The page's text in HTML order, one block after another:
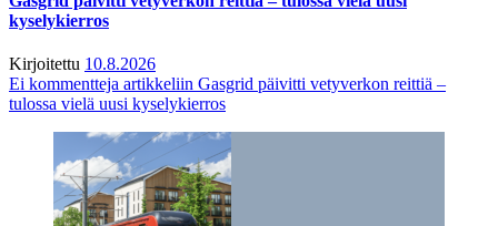
kyselykierros
Kirjoitettu 10.8.2026
Ei kommentteja artikkeliin Gasgrid päivitti vetyverkon reittiä –
tulossa vielä uusi kyselykierros